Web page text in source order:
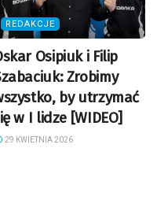
REDAKCJE
Osipiuk i Filip
Zrobimy
by utrzymać
w I lidze [WIDEO]
29 KWIETNIA 2026